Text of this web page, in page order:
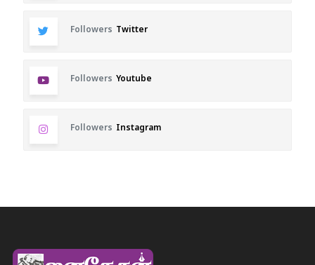
Followers Twitter
Followers Youtube
Followers Instagram